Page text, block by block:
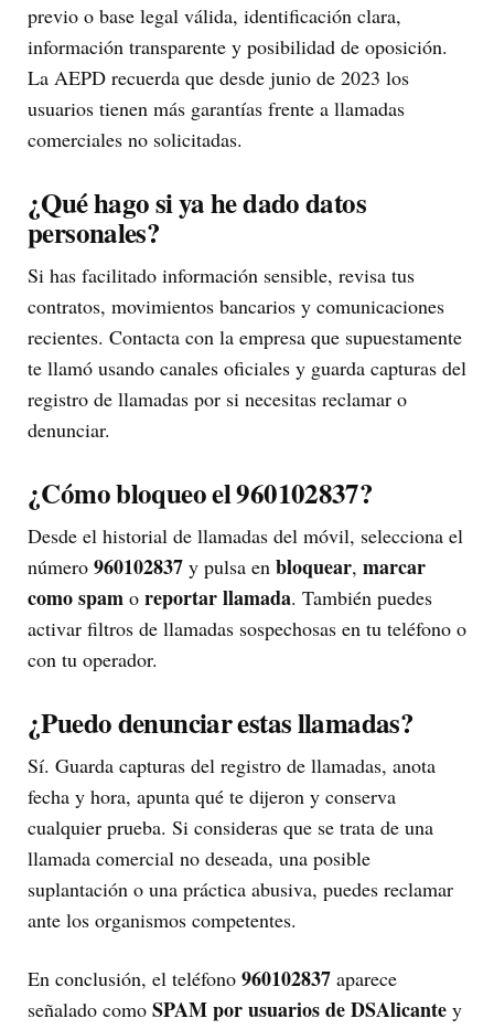
previo o base legal válida, identificación clara,
información transparente y posibilidad de oposición.
La AEPD recuerda que desde junio de 2023 los
usuarios tienen más garantías frente a llamadas
comerciales no solicitadas.
¿Qué hago si ya he dado datos
personales?
Si has facilitado información sensible, revisa tus
contratos, movimientos bancarios y comunicaciones
recientes. Contacta con la empresa que supuestamente
te llamó usando canales oficiales y guarda capturas del
registro de llamadas por si necesitas reclamar o
denunciar.
¿Cómo bloqueo el 960102837?
Desde el historial de llamadas del móvil, selecciona el
número 960102837 y pulsa en bloquear, marcar
como spam o reportar llamada. También puedes
activar filtros de llamadas sospechosas en tu teléfono o
con tu operador.
¿Puedo denunciar estas llamadas?
Sí. Guarda capturas del registro de llamadas, anota
fecha y hora, apunta qué te dijeron y conserva
cualquier prueba. Si consideras que se trata de una
llamada comercial no deseada, una posible
suplantación o una práctica abusiva, puedes reclamar
ante los organismos competentes.
En conclusión, el teléfono 960102837 aparece
señalado como SPAM por usuarios de DSAlicante y